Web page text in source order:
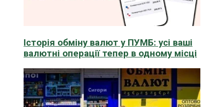
Історія обміну валют у ПУМБ: усі ваші
валютні операції тепер в одному місці